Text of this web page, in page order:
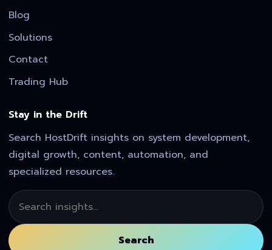
Blog
Solutions
Contact
Trading Hub
Stay in the Drift
Search HostDrift insights on system development,
digital growth, content, automation, and
specialized resources.
Search
Search